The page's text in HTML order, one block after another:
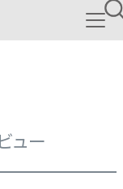
ュー